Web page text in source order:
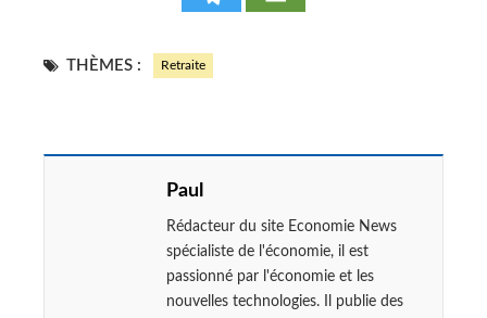
THÈMES : Retraite
Paul
Rédacteur du site Economie News
spécialiste de l'économie, il est
passionné par l'économie et les
nouvelles technologies. Il publie des